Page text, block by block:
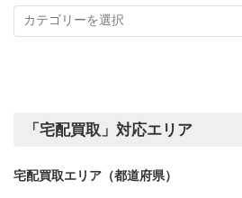
績
カ
「宅配買取」対応エリア
宅配買取エリア（都道府県）